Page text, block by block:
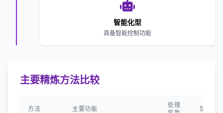
智能化型
具备智能控制功能
主要精炼方法比较
方法 主要功能
处理
加热方